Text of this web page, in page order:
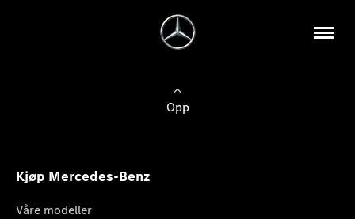
Opp
Kjøp Mercedes-Benz
Våre modeller